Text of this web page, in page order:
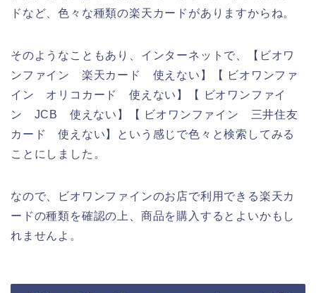
ドなど、色々な種類の楽天カードがありますからね。
そのようなこともあり、インターネットで、【ビオワ
ンファイン 楽天カード 使えない】【 ビオワンファ
イン オリコカード 使えない】【 ビオワンファイ
ン JCB 使えない】【 ビオワンファイン 三井住友
カード 使えない】という感じで色々と検索してみる
ことにしました。
なので、ビオワンファインのお店で利用できる楽天カ
ードの種類を確認の上、商品を購入するとよいかもし
れませんよ。